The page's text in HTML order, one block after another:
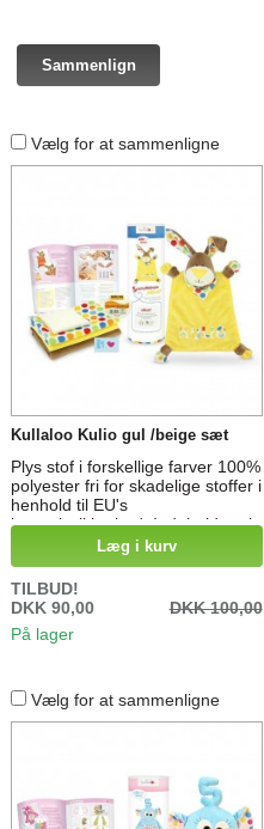
Vælg for at sammenligne
Kullaloo Kulio gul /beige sæt
Plys stof i forskellige farver 100%
polyester fri for skadelige stoffer i
henhold til EU's
legetøjssikkerhed. Indeholder alt
du skal bruge for at lave denne
søde putte kluds kanin
Læg i kurv
TILBUD!
DKK 90,00
DKK 100,00
På lager
Vælg for at sammenligne